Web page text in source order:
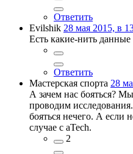
Ответить
Evilshik 28 мая 2015, в
Есть какие-нить
Ответить
Мастерская спорта 28
А зачем нас бояться?
проводим
бояться нечего. А если
случае с aTech.
2